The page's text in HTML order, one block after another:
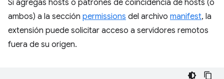
Si agregas hosts o patrones de coincidencia de hosts (o
ambos) a la sección permissions del archivo manifest, la
extensión puede solicitar acceso a servidores remotos
fuera de su origen.